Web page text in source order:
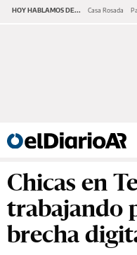
HOY HABLAMOS DE... Casa Rosada
Chicas en
trabajando
brecha